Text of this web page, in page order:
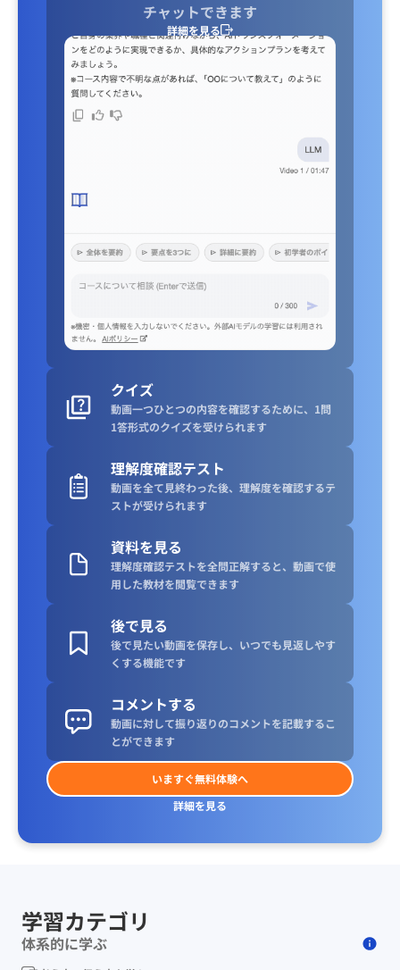
チャットできます
詳細を見る
クイズ
動画一つひとつの内容を確認するために、1問
1答形式のクイズを受けられます
理解度確認テスト
動画を全て見終わった後、理解度を確認するテ
ストが受けられます
資料を見る
理解度確認テストを全問正解すると、動画で使
用した教材を閲覧できます
後で見る
後で見たい動画を保存し、いつでも見返しやす
くする機能です
コメントする
動画に対して振り返りのコメントを記載するこ
とができます
いますぐ無料体験へ
詳細を見る
学習カテゴリ
体系的に学ぶ